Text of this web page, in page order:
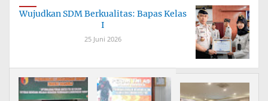
Wujudkan SDM Berkualitas: Bapas Kelas
I
25 Juni 2026